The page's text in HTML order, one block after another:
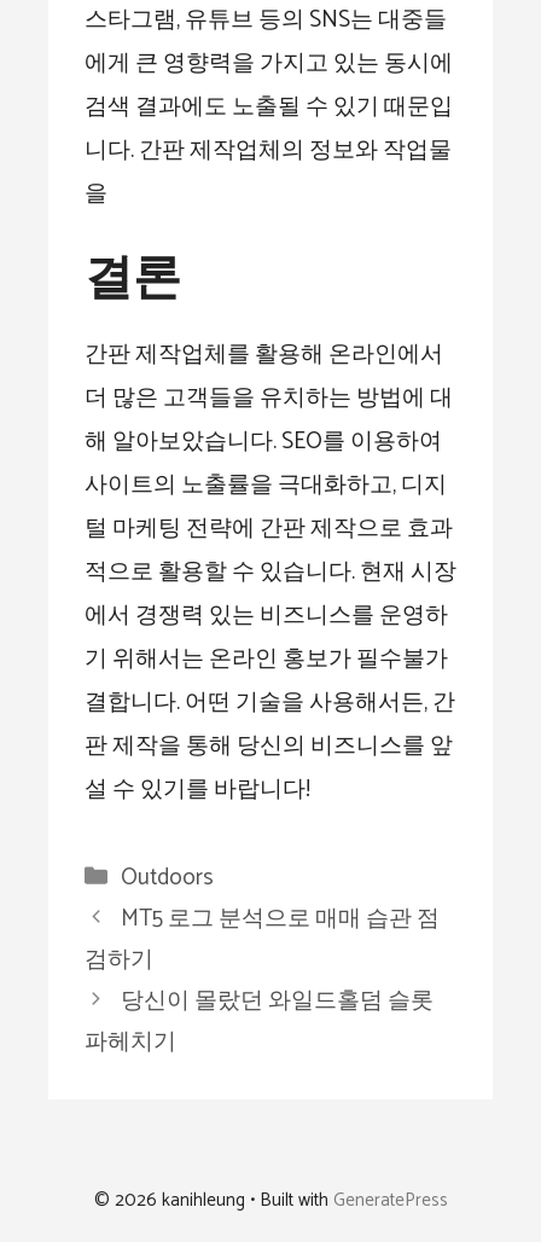
스타그램, 유튜브 등의 SNS는 대중들
에게 큰 영향력을 가지고 있는 동시에
검색 결과에도 노출될 수 있기 때문입
니다. 간판 제작업체의 정보와 작업물
을
결론
간판 제작업체를 활용해 온라인에서
더 많은 고객들을 유치하는 방법에 대
해 알아보았습니다. SEO를 이용하여
사이트의 노출률을 극대화하고, 디지
털 마케팅 전략에 간판 제작으로 효과
적으로 활용할 수 있습니다. 현재 시장
에서 경쟁력 있는 비즈니스를 운영하
기 위해서는 온라인 홍보가 필수불가
결합니다. 어떤 기술을 사용해서든, 간
판 제작을 통해 당신의 비즈니스를 앞
설 수 있기를 바랍니다!
Categories
Outdoors
MT5 로그 분석으로 매매 습관 점
검하기
당신이 몰랐던 와일드홀덤 슬롯
파헤치기
© 2026 kanihleung • Built with GeneratePress